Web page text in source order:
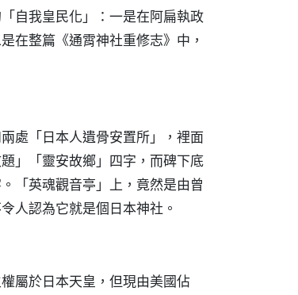
自我皇民化」：一是在阿扁執政
在整篇《通霄神社重修志》中，
處「日本人遺骨安置所」，裡面
」「靈安故鄉」四字，而碑下底
「英魂觀音亭」上，竟然是由曾
人認為它就是個日本神社。
屬於日本天皇，但現由美國佔